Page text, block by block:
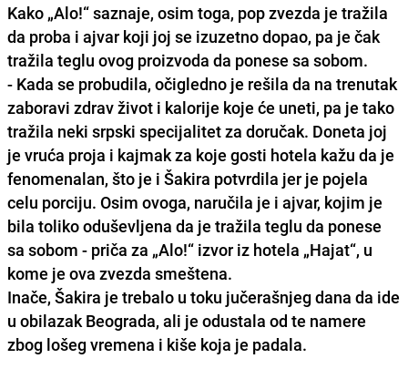
Kako „Alo!“ saznaje, osim toga, pop zvezda je tražila
da proba i ajvar koji joj se izuzetno dopao, pa je čak
tražila teglu ovog proizvoda da ponese sa sobom.
- Kada se probudila, očigledno je rešila da na trenutak
zaboravi zdrav život i kalorije koje će uneti, pa je tako
tražila neki srpski specijalitet za doručak. Doneta joj
je vruća proja i kajmak za koje gosti hotela kažu da je
fenomenalan, što je i Šakira potvrdila jer je pojela
celu porciju. Osim ovoga, naručila je i ajvar, kojim je
bila toliko oduševljena da je tražila teglu da ponese
sa sobom - priča za „Alo!“ izvor iz hotela „Hajat“, u
kome je ova zvezda smeštena.
Inače, Šakira je trebalo u toku jučerašnjeg dana da ide
u obilazak Beograda, ali je odustala od te namere
zbog lošeg vremena i kiše koja je padala.